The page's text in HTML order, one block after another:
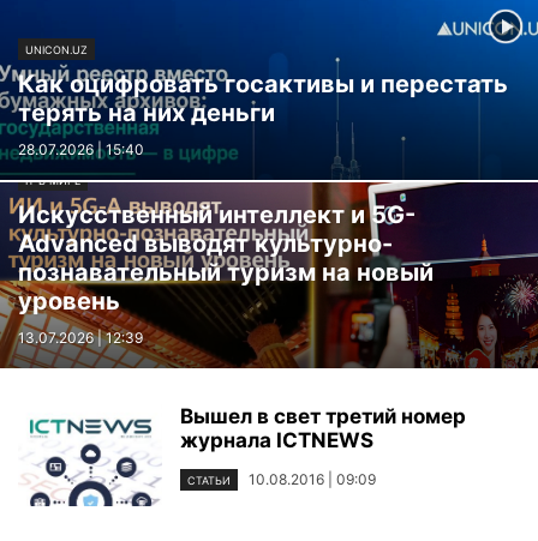
UNICON.UZ
Как оцифровать госактивы и перестать
терять на них деньги
28.07.2026 | 15:40
IT В МИРЕ
Искусственный интеллект и 5G-
Advanced выводят культурно-
познавательный туризм на новый
уровень
13.07.2026 | 12:39
Вышел в свет третий номер
журнала ICTNEWS
СТАТЬИ 10.08.2016 | 09:09